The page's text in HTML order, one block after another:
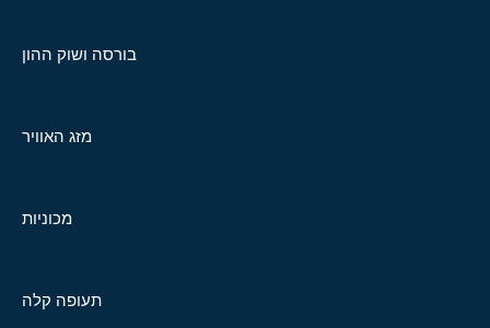
בורסה ושוק ההון
מזג האוויר
מכוניות
תעופה קלה